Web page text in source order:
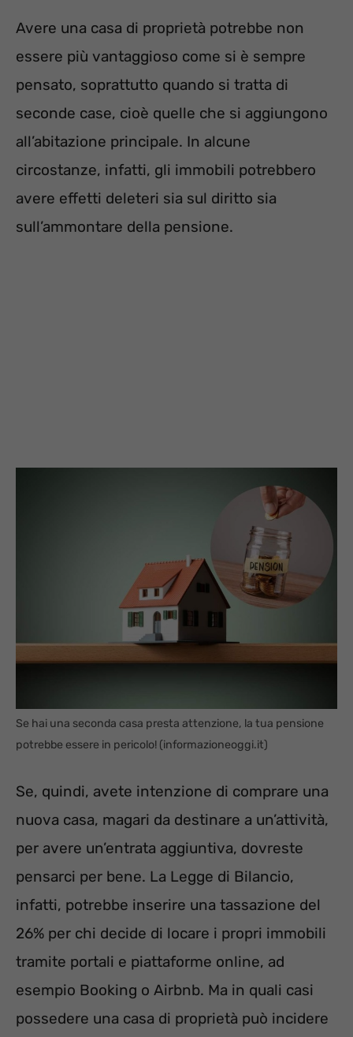
Avere una casa di proprietà potrebbe non
essere più vantaggioso come si è sempre
pensato, soprattutto quando si tratta di
seconde case, cioè quelle che si aggiungono
all’abitazione principale. In alcune
circostanze, infatti, gli immobili potrebbero
avere effetti deleteri sia sul diritto sia
sull’ammontare della pensione.
Se hai una seconda casa presta attenzione, la tua pensione
potrebbe essere in pericolo! (informazioneoggi.it)
Se, quindi, avete intenzione di comprare una
nuova casa, magari da destinare a un’attività,
per avere un’entrata aggiuntiva, dovreste
pensarci per bene. La Legge di Bilancio,
infatti, potrebbe inserire una tassazione del
26% per chi decide di locare i propri immobili
tramite portali e piattaforme online, ad
esempio Booking o Airbnb. Ma in quali casi
possedere una casa di proprietà può incidere